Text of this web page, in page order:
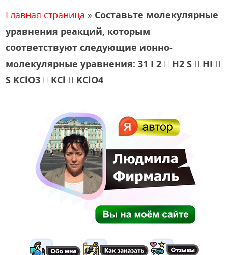
Главная страница » Составьте молекулярные
уравнения реакций, которым
соответствуют следующие ионно-
молекулярные уравнения: 31 I 2  H2 S  HI 
S KClO3  KCl  KClO4